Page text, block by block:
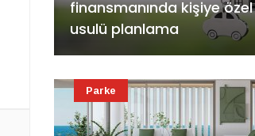
finansmanında kişiye
usulü planlama
Parke